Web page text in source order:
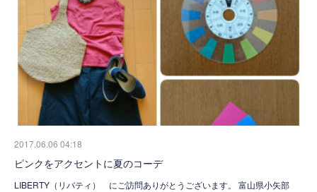
2017.06.06 04:18
ピンクをアクセントに夏のコーデ
LIBERTY（リバティ） にご訪問ありがとうございます。 富山県小矢部